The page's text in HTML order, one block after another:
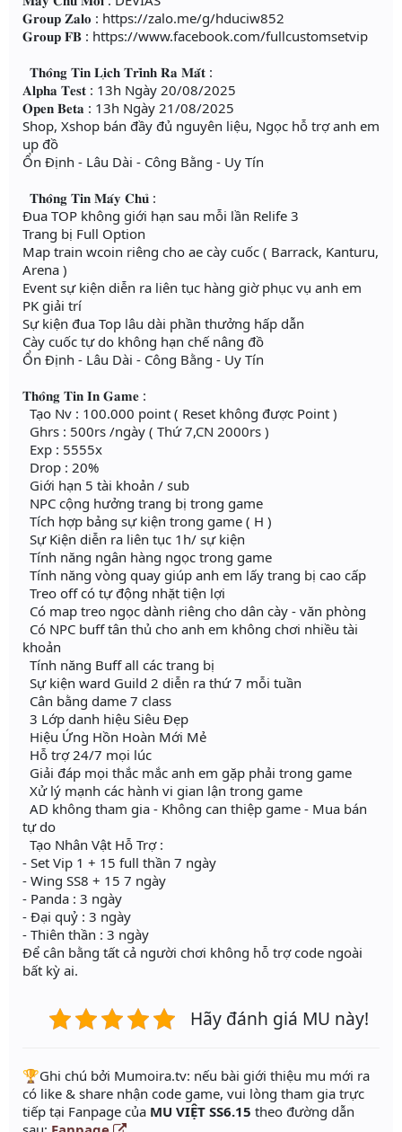
𝐆𝐫𝐨𝐮𝐩 𝐙𝐚𝐥𝐨 : https://zalo.me/g/hduciw852
𝐆𝐫𝐨𝐮𝐩 𝐅𝐁 : https://www.facebook.com/fullcustomsetvip
𝐓𝐡𝐨̂𝐧𝐠 𝐓𝐢𝐧 𝐋𝐢̣𝐜𝐡 𝐓𝐫𝐢̀𝐧𝐡 𝐑𝐚 𝐌𝐚̆́𝐭 :
𝐀𝐥𝐩𝐡𝐚 𝐓𝐞𝐬𝐭 : 13h Ngày 20/08/2025
𝐎𝐩𝐞𝐧 𝐁𝐞𝐭𝐚 : 13h Ngày 21/08/2025
Shop, Xshop bán đầy đủ nguyên liệu, Ngọc hỗ trợ anh em
up đồ
Ổn Định - Lâu Dài - Công Bằng - Uy Tín
𝐓𝐡𝐨̂𝐧𝐠 𝐓𝐢𝐧 𝐌𝐚́𝐲 𝐂𝐡𝐮̉ :
Đua TOP không giới hạn sau mỗi lần Relife 3
Trang bị Full Option
Map train wcoin riêng cho ae cày cuốc ( Barrack, Kanturu,
Arena )
Event sự kiện diễn ra liên tục hàng giờ phục vụ anh em
PK giải trí
Sự kiện đua Top lâu dài phần thưởng hấp dẫn
Cày cuốc tự do không hạn chế nâng đồ
Ổn Định - Lâu Dài - Công Bằng - Uy Tín
𝐓𝐡𝐨̂𝐧𝐠 𝐓𝐢𝐧 𝐈𝐧 𝐆𝐚𝐦𝐞 :
Tạo Nv : 100.000 point ( Reset không được Point )
Ghrs : 500rs /ngày ( Thứ 7,CN 2000rs )
Exp : 5555x
Drop : 20%
Giới hạn 5 tài khoản / sub
NPC cộng hưởng trang bị trong game
Tích hợp bảng sự kiện trong game ( H )
Sự Kiện diễn ra liên tục 1h/ sự kiện
Tính năng ngân hàng ngọc trong game
Tính năng vòng quay giúp anh em lấy trang bị cao cấp
Treo off có tự động nhặt tiện lợi
Có map treo ngọc dành riêng cho dân cày - văn phòng
Có NPC buff tân thủ cho anh em không chơi nhiều tài
khoản
Tính năng Buff all các trang bị
Sự kiện ward Guild 2 diễn ra thứ 7 mỗi tuần
Cân bằng dame 7 class
3 Lớp danh hiệu Siêu Đẹp
Hiệu Ứng Hồn Hoàn Mới Mẻ
Hỗ trợ 24/7 mọi lúc
Giải đáp mọi thắc mắc anh em gặp phải trong game
Xử lý mạnh các hành vi gian lận trong game
AD không tham gia - Không can thiệp game - Mua bán
tự do
Tạo Nhân Vật Hỗ Trợ :
- Set Vip 1 + 15 full thần 7 ngày
- Wing SS8 + 15 7 ngày
- Panda : 3 ngày
- Đại quỷ : 3 ngày
- Thiên thần : 3 ngày
Để cân bằng tất cả người chơi không hỗ trợ code ngoài
bất kỳ ai.
Hãy đánh giá MU này!
️🏆Ghi chú bởi Mumoira.tv: nếu bài giới thiệu mu mới ra
có like & share nhận code game, vui lòng tham gia trực
tiếp tại Fanpage của MU VIỆT SS6.15 theo đường dẫn